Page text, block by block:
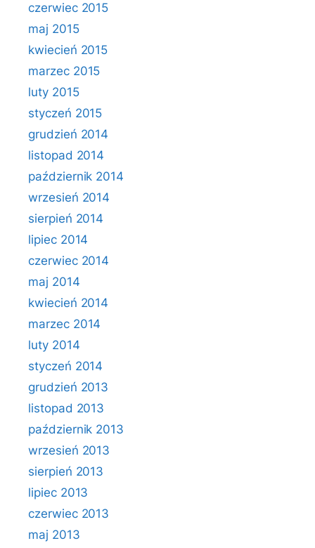
czerwiec 2015
maj 2015
kwiecień 2015
marzec 2015
luty 2015
styczeń 2015
grudzień 2014
listopad 2014
październik 2014
wrzesień 2014
sierpień 2014
lipiec 2014
czerwiec 2014
maj 2014
kwiecień 2014
marzec 2014
luty 2014
styczeń 2014
grudzień 2013
listopad 2013
październik 2013
wrzesień 2013
sierpień 2013
lipiec 2013
czerwiec 2013
maj 2013